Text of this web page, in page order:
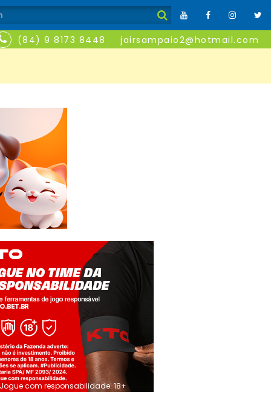
(84) 9 8173 8448 jairsampaio2@hotmail.com
Jogue com responsabilidade. 18+